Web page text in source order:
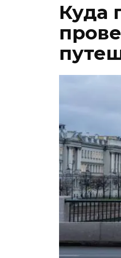
Куда